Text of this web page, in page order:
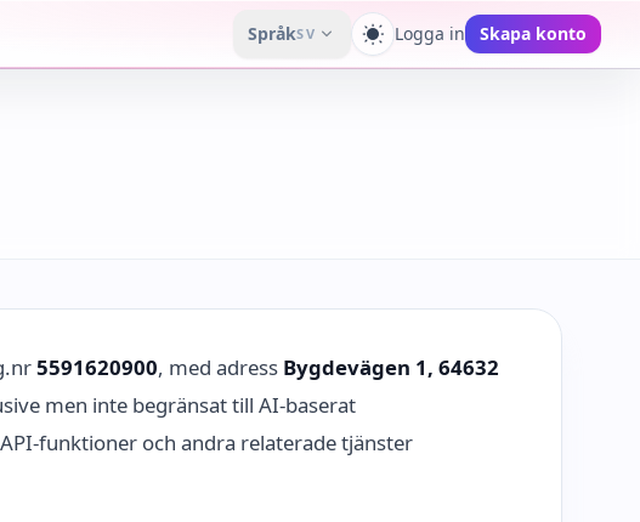
SpråkSV Växla tema
Logga in Skapa konto
5591620900, med adress Bygdevägen 1, 64632
men inte begränsat till AI-baserat
funktioner och andra relaterade tjänster